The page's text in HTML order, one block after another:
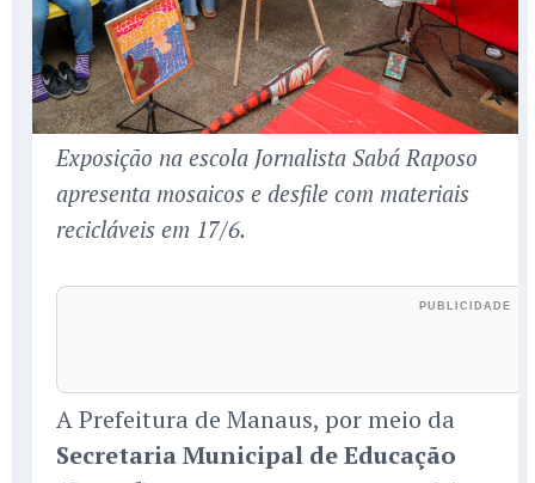
Exposição na escola Jornalista Sabá Raposo
apresenta mosaicos e desfile com materiais
recicláveis em 17/6.
A Prefeitura de Manaus, por meio da
Secretaria Municipal de Educação